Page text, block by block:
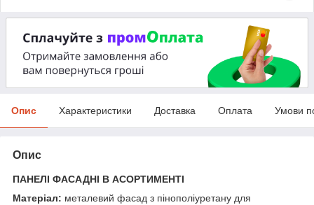
Опис Характеристики Доставка Оплата Умови
Опис
ПАНЕЛІ ФАСАДНІ В АСОРТИМЕНТІ
Матеріал: металевий фасад з пінополіуретану для